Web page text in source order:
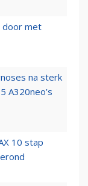
door met
na sterk
A320neo’s
10 stap